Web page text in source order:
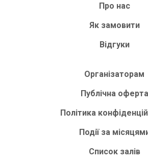
Про нас
Як замовити
Відгуки
Організаторам
Публічна оферта
Політика
Події за
Список залів